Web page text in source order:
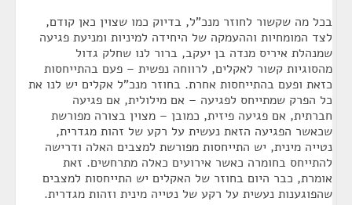
בכל מה שקשור לחוזר מנכ"ל, בדיוק כמו שצוין כאן קודם,
לצד המומחיות וההעמקה של היחידה למיניות ומניעת פגיעה
שמנהלת איריס מנדה בן יעקב, ברור לנו שחלק גדול
מהסוגיות קשור לאקלים, לרווחה נפשית – פעם בהתייחסות
כזאת ופעם בהתייחסות אחרת. בחוזר מנכ"ל אקלים יש לנו את
כל הפרק שמתייחס לפגיעה – אם מילולית, אם פגיעה
חברתית, אם פגיעה פיזית, כמובן – מצוין בצורה מפורשת
שכאשר הפגיעה הזאת נעשית על רקע של זהות מגדרית,
נטייה מינית, יש התייחסות מפורשת למצבים האלה ודרישה
להתייחס בחומרה כאשר אירועים כאלה מתרחשים. זאת
אומרת, כבר היום בחוזר של האקלים יש התייחסות למצבים
שהפוגענות נעשית על רקע של נטייה מינית וזהות מגדרית.